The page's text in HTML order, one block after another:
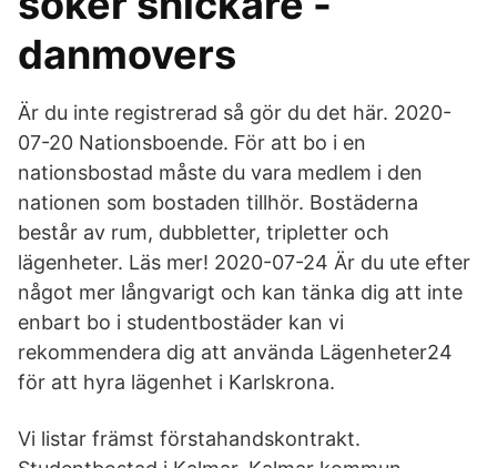
danmovers
Är du inte registrerad så gör du det här. 2020-
07-20 Nationsboende. För att bo i en
nationsbostad måste du vara medlem i den
nationen som bostaden tillhör. Bostäderna
består av rum, dubbletter, tripletter och
lägenheter. Läs mer! 2020-07-24 Är du ute efter
något mer långvarigt och kan tänka dig att inte
enbart bo i studentbostäder kan vi
rekommendera dig att använda Lägenheter24
för att hyra lägenhet i Karlskrona.
Vi listar främst förstahandskontrakt.